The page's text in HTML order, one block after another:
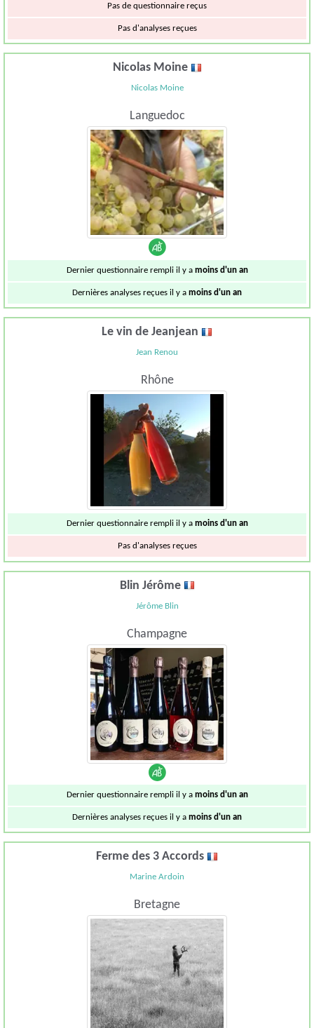
Pas de questionnaire reçus
Pas d'analyses reçues
Nicolas Moine
Nicolas Moine
Languedoc
Dernier questionnaire rempli il y a moins d'un an
Dernières analyses reçues il y a moins d'un an
Le vin de Jeanjean
Jean Renou
Rhône
Dernier questionnaire rempli il y a moins d'un an
Pas d'analyses reçues
Blin Jérôme
Jérôme Blin
Champagne
Dernier questionnaire rempli il y a moins d'un an
Dernières analyses reçues il y a moins d'un an
Ferme des 3 Accords
Marine Ardoin
Bretagne